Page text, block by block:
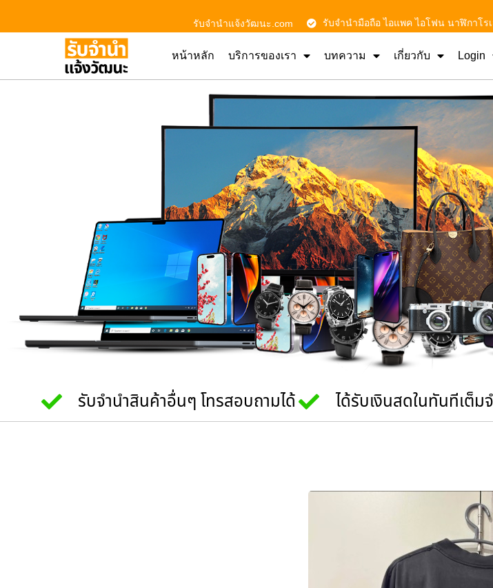
รับจํานําแจ้งวัฒนะ.com รับจำนำมือถือ ไอแพค ไอโฟน นาฬิกาโร
หน้าหลัก บริการของเรา บทความ เกี่ยวกับ Login
รับจำนำสินค้าอื่นๆ โทรสอบถามได้ ได้รับเงินสดในทันทีเต็ม